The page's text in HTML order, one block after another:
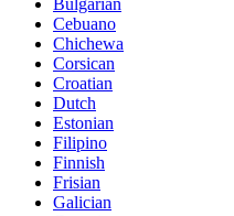
Bulgarian
Cebuano
Chichewa
Corsican
Croatian
Dutch
Estonian
Filipino
Finnish
Frisian
Galician